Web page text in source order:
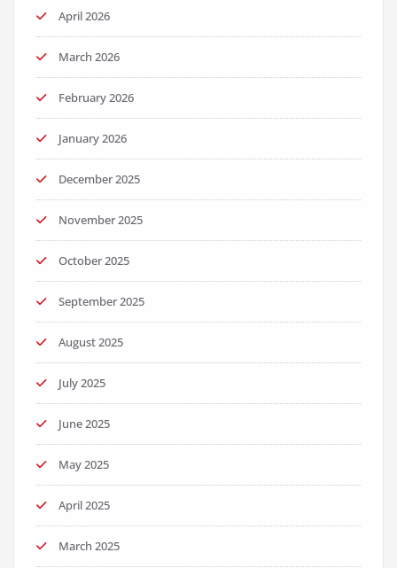
April 2026
March 2026
February 2026
January 2026
December 2025
November 2025
October 2025
September 2025
August 2025
July 2025
June 2025
May 2025
April 2025
March 2025